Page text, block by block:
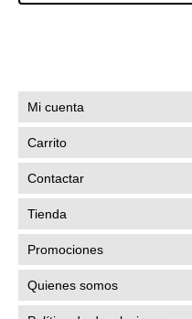
Mi cuenta
Carrito
Contactar
Tienda
Promociones
Quienes somos